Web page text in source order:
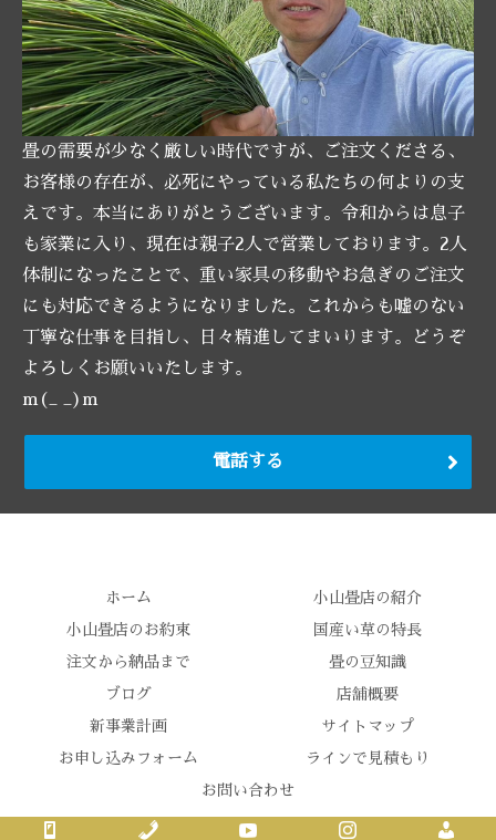
畳の需要が少なく厳しい時代ですが、ご注文くださる、
お客様の存在が、必死にやっている私たちの何よりの支
えです。本当にありがとうございます。令和からは息子
も家業に入り、現在は親子2人で営業しております。2人
体制になったことで、重い家具の移動やお急ぎのご注文
にも対応できるようになりました。これからも嘘のない
丁寧な仕事を目指し、日々精進してまいります。どうぞ
よろしくお願いいたします。
m(_ _)m
電話する
ホーム 小山畳店の紹介
小山畳店のお約束 国産い草の特長
注文から納品まで 畳の豆知識
ブログ 店舗概要
新事業計画 サイトマップ
お申し込みフォーム ラインで見積もり
お問い合わせ
Copyright © 2020 小山畳店 All Rights Reserved.